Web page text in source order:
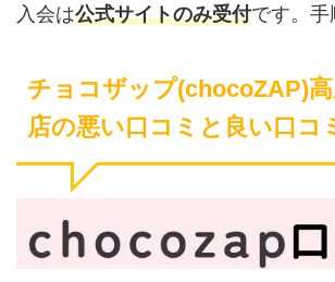
入会は公式サイトのみ受付です。手
チョコザップ(chocoZAP)高
店の悪い口コミと良い口コ